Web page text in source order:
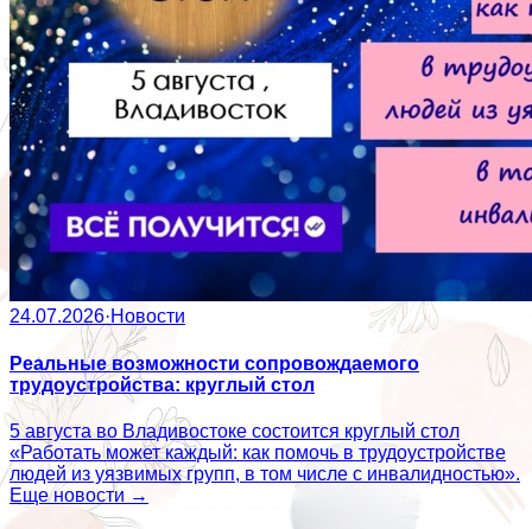
24.07.2026·Новости
Реальные возможности сопровождаемого
трудоустройства: круглый стол
5 августа во Владивостоке состоится круглый стол
«Работать может каждый: как помочь в трудоустройстве
людей из уязвимых групп, в том числе с инвалидностью».
Еще новости →